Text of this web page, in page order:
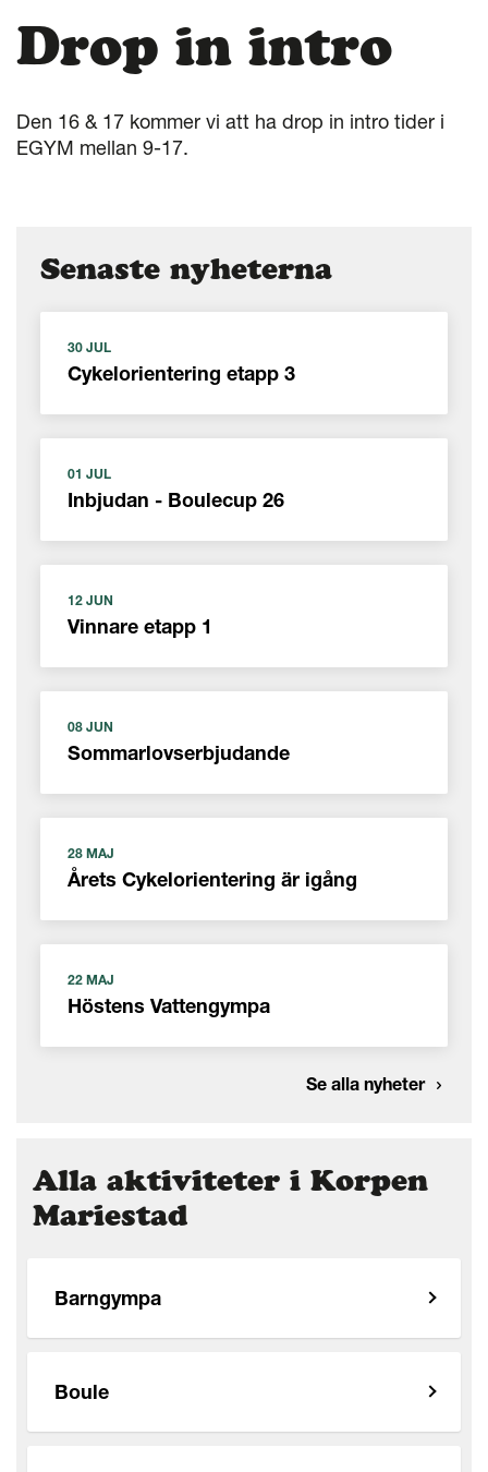
Drop in intro
Den 16 & 17 kommer vi att ha drop in intro tider i
EGYM mellan 9-17.
Senaste nyheterna
30 JUL
Cykelorientering etapp 3
01 JUL
Inbjudan - Boulecup 26
12 JUN
Vinnare etapp 1
08 JUN
Sommarlovserbjudande
28 MAJ
Årets Cykelorientering är igång
22 MAJ
Höstens Vattengympa
Se alla nyheter
Alla aktiviteter i Korpen
Mariestad
Barngympa
Boule